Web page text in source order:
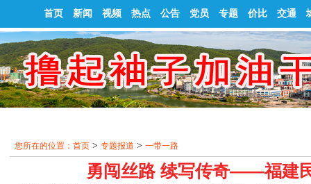
首页 新闻 视频 热点 公告 党员 专题 价比 交通
您所在的位置：首页 >专题报道 >一带一路
勇闯丝路 续写传奇——福建